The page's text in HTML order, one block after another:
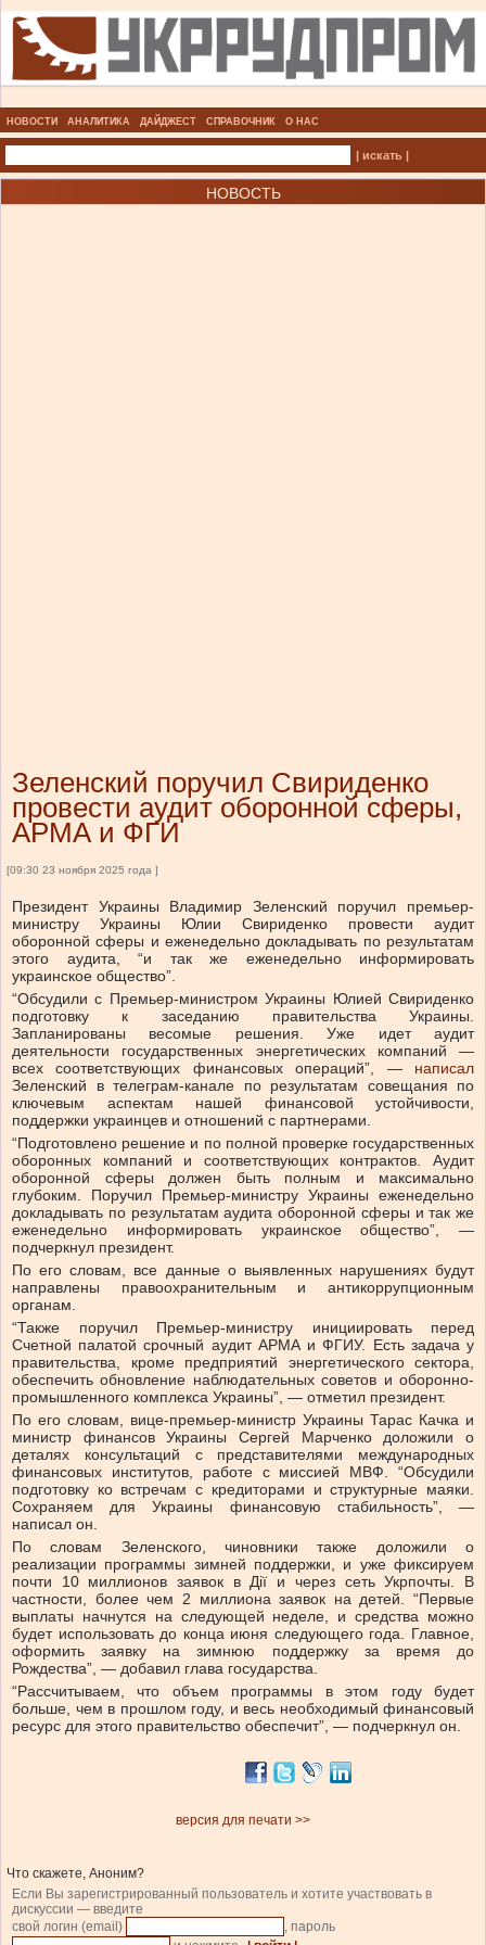
НОВОСТИ АНАЛИТИКА ДАЙДЖЕСТ СПРАВОЧНИК О НАС
| искать |
НОВОСТЬ
Зеленский поручил Свириденко
провести аудит оборонной сферы,
АРМА и ФГИ
[09:30 23 ноября 2025 года ]
Президент Украины Владимир Зеленский поручил премьер-
министру Украины Юлии Свириденко провести аудит
оборонной сферы и еженедельно докладывать по результатам
этого аудита, “и так же еженедельно информировать
украинское общество”.
“Обсудили с Премьер-министром Украины Юлией Свириденко
подготовку к заседанию правительства Украины.
Запланированы весомые решения. Уже идет аудит
деятельности государственных энергетических компаний —
всех соответствующих финансовых операций”, — написал
Зеленский в телеграм-канале по результатам совещания по
ключевым аспектам нашей финансовой устойчивости,
поддержки украинцев и отношений с партнерами.
“Подготовлено решение и по полной проверке государственных
оборонных компаний и соответствующих контрактов. Аудит
оборонной сферы должен быть полным и максимально
глубоким. Поручил Премьер-министру Украины еженедельно
докладывать по результатам аудита оборонной сферы и так же
еженедельно информировать украинское общество”, —
подчеркнул президент.
По его словам, все данные о выявленных нарушениях будут
направлены правоохранительным и антикоррупционным
органам.
“Также поручил Премьер-министру инициировать перед
Счетной палатой срочный аудит АРМА и ФГИУ. Есть задача у
правительства, кроме предприятий энергетического сектора,
обеспечить обновление наблюдательных советов и оборонно-
промышленного комплекса Украины”, — отметил президент.
По его словам, вице-премьер-министр Украины Тарас Качка и
министр финансов Украины Сергей Марченко доложили о
деталях консультаций с представителями международных
финансовых институтов, работе с миссией МВФ. “Обсудили
подготовку ко встречам с кредиторами и структурные маяки.
Сохраняем для Украины финансовую стабильность”, —
написал он.
По словам Зеленского, чиновники также доложили о
реализации программы зимней поддержки, и уже фиксируем
почти 10 миллионов заявок в Дії и через сеть Укрпочты. В
частности, более чем 2 миллиона заявок на детей. “Первые
выплаты начнутся на следующей неделе, и средства можно
будет использовать до конца июня следующего года. Главное,
оформить заявку на зимнюю поддержку за время до
Рождества”, — добавил глава государства.
“Рассчитываем, что объем программы в этом году будет
больше, чем в прошлом году, и весь необходимый финансовый
ресурс для этого правительство обеспечит”, — подчеркнул он.
версия для печати >>
Что скажете, Аноним?
Если Вы зарегистрированный пользователь и хотите участвовать в
дискуссии — введите
свой логин (email)
, пароль